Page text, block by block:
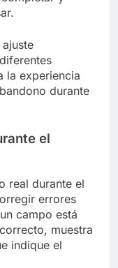
la experiencia
durante
el
real durante el
errores
campo está
muestra
indique el